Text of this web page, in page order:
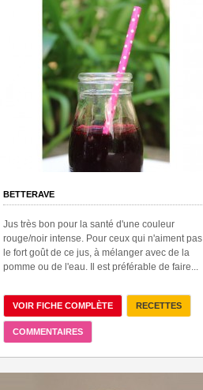
BETTERAVE
Jus très bon pour la santé d'une couleur
rouge/noir intense. Pour ceux qui n'aiment pas
le fort goût de ce jus, à mélanger avec de la
pomme ou de l'eau. Il est préférable de faire...
VOIR FICHE COMPLÈTE RECETTES
COMMENTAIRES